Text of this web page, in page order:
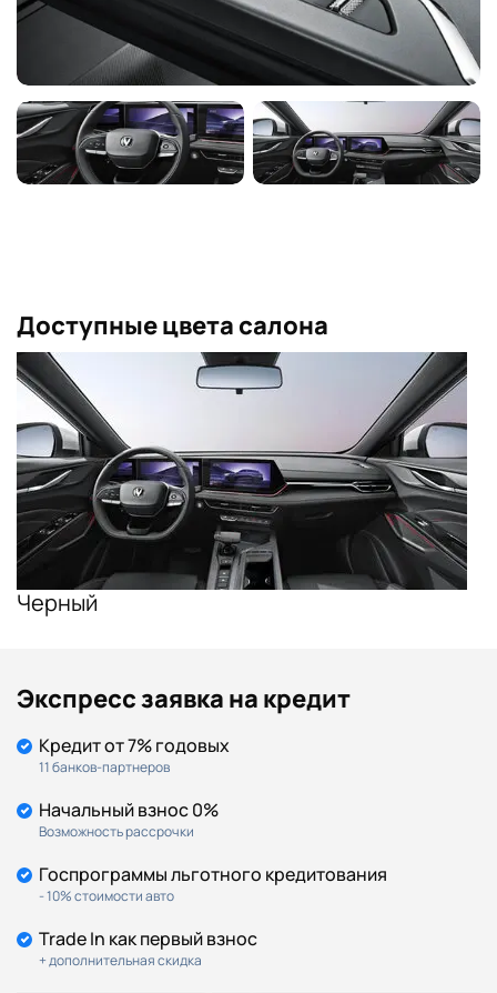
Доступные цвета салона
Черный
Экспресс заявка на кредит
Кредит от 7% годовых
11 банков-партнеров
Начальный взнос 0%
Возможность рассрочки
Госпрограммы льготного кредитования
- 10% стоимости авто
Trade In как первый взнос
+ дополнительная скидка